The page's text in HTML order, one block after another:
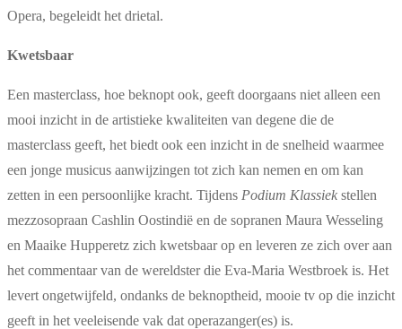
Opera, begeleidt het drietal.
Kwetsbaar
Een masterclass, hoe beknopt ook, geeft doorgaans niet alleen een
mooi inzicht in de artistieke kwaliteiten van degene die de
masterclass geeft, het biedt ook een inzicht in de snelheid waarmee
een jonge musicus aanwijzingen tot zich kan nemen en om kan
zetten in een persoonlijke kracht. Tijdens Podium Klassiek stellen
mezzosopraan Cashlin Oostindië en de sopranen Maura Wesseling
en Maaike Hupperetz zich kwetsbaar op en leveren ze zich over aan
het commentaar van de wereldster die Eva-Maria Westbroek is. Het
levert ongetwijfeld, ondanks de beknoptheid, mooie tv op die inzicht
geeft in het veeleisende vak dat operazanger(es) is.